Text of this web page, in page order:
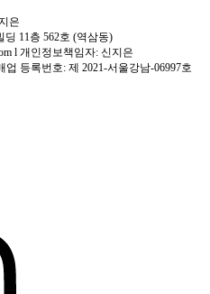
은
11층 562호 (역삼동)
l 개인정보책임자: 신지은
업 등록번호: 제 2021-서울강남-06997호